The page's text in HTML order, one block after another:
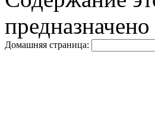
предназначено
Домашняя страница: